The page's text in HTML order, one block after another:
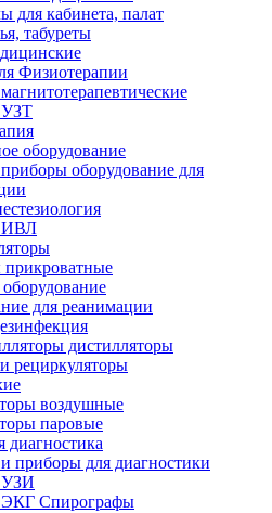
для кабинета, палат
табуреты
Физиотерапии
УЗТ
оборудование
оборудование для
ИВЛ
для реанимации
дистилляторы
рециркуляторы
воздушные
паровые
диагностика
приборы для диагностики
УЗИ
Спирографы